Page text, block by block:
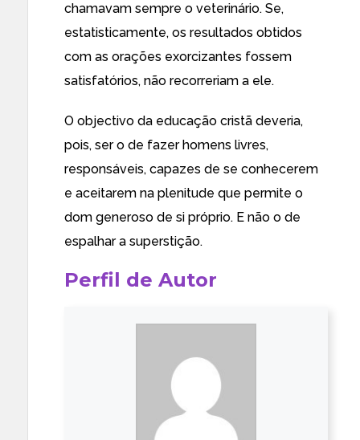
chamavam sempre o veterinário. Se,
estatisticamente, os resultados obtidos
com as orações exorcizantes fossem
satisfatórios, não recorreriam a ele.
O objectivo da educação cristã deveria,
pois, ser o de fazer homens livres,
responsáveis, capazes de se conhecerem
e aceitarem na plenitude que permite o
dom generoso de si próprio. E não o de
espalhar a superstição.
Perfil de Autor